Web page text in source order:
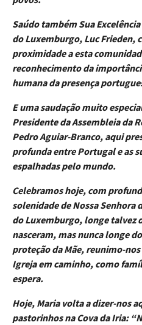
Saúdo também Sua
do Luxemburgo, Luc Frieden,
proximidade a esta
reconhecimento da
humana da presença
E uma saudação muito
Presidente da Assembleia da
Pedro Aguiar-Branco, aqui
profunda entre Portugal e as
espalhadas pelo mundo.
Celebramos hoje, com
solenidade de Nossa Senhora
do Luxemburgo, longe talvez
nasceram, mas nunca longe
proteção da Mãe, reunimo-
Igreja em caminho, como
espera.
Hoje, Maria volta a dizer-nos
pastorinhos na Cova da Iria: